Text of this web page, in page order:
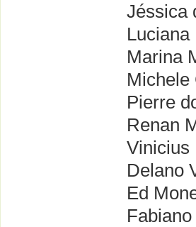
Jéssica da
Luciana
Marina
Michele
Pierre dos
Renan
Vinicius Faria
Delano
Ed Money
Fabiano